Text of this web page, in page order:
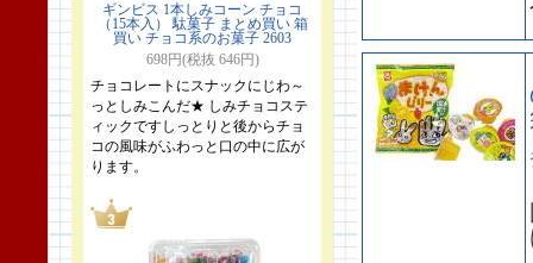
ギンビス 1本しみコーン チョコ
（15本入） 駄菓子 まとめ買い 箱
買い チョコ系のお菓子 2603
698円(税抜 646円)
チョコレートにスナックにじわ～
っとしみこんだ★ しみチョコステ
ィックですしっとりと後からチョ
コの風味がふわっと口の中に広が
ります。